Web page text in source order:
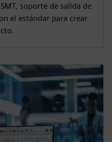
soporte de salida de
el estándar para crear